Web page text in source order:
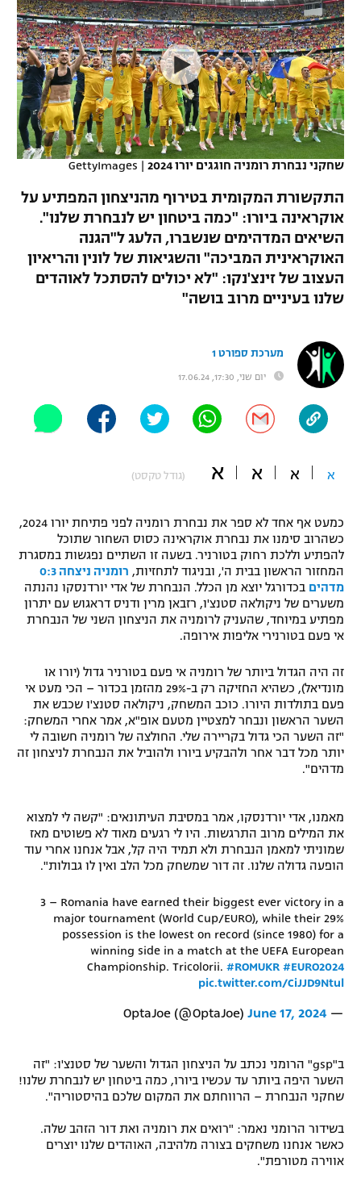
VOD
רץ ברשת
תוצאות
לוח שידורים
ברחבה
"מחצית בשכונה" – פודקאסט
משתתפים וזוכים בפרסים
תקנון משתתפים וזוכים בפרסים
תקנון עבור פעילות אלקטרה
תקנון עבור פעילות ספורט 1 – "מרלן"
גיימינג E-Sports
תנאי שימוש
תקנון פעילות ספורט 1
רשיון להקרנה פומבית לבית עסק
לוח דרושים – ג'ובנט
תגיות
המגזין
נבחרת ישראל
מכבי חיפה
בית"ר ירושלים
מכבי תל אביב
הפועל תל אביב
הפועל חיפה
הפועל באר שבע
מכבי נתניה
ליגה ספרדית
ליגה איטלקית
ליגה צרפתית
ליגה הולנדית
ליגה טורקית
ליגה ברזילאית
ליגות נוספות
כדורסל נשים
מכבי תל אביב
הפועל חולון
הפועל ירושלים
דני אבדיה
יורוליג
יורוקאפ
טניס
כדוריד
כדורעף
שחייה
ג'ודו
אגרוף
ספורט אולימפי
היאבקות WWE
ספורט מוטורי
כדורמים
בייסבול MLB
ספורט אתגרי ואקסטרים
אומנויות לחימה
גיימינג E-Sports
שחקני נבחרת רומניה חוגגים יורו 2024 |
GettyImages
התקשורת המקומית בטירוף מהניצחון המפתיע על
אוקראינה ביורו: "כמה ביטחון יש לנבחרת שלנו".
השיאים המדהימים שנשברו, הלעג ל"הגנה
האוקראינית המביכה" והשגיאות של לונין והריאיון
העצוב של זינצ'נקו: "לא יכולים להסתכל לאוהדים
שלנו בעיניים מרוב בושה"
מערכת ספורט 1
יום שני, 17:30, 17.06.24
א א א א (גודל טקסט)
כמעט אף אחד לא ספר את נבחרת רומניה לפני פתיחת יורו 2024,
כשהרוב סימנו את נבחרת אוקראינה כסוס השחור שתוכל
להפתיע וללכת רחוק בטורניר. בשעה זו השתיים נפגשות במסגרת
המחזור הראשון בבית ה', ובניגוד לתחזיות,
רומניה ניצחה 0:3
מדהים בכדורגל יוצא מן הכלל. הנבחרת של אדי יורדנסקו נהנתה
משערים של ניקולאה סטנצ'ו, רזבאן מרין ודניס דראגוש עם יתרון
מפתיע במיוחד, שהעניק לרומניה את הניצחון השני של הנבחרת
אי פעם בטורנירי אליפות אירופה.
זה היה הגדול ביותר של רומניה אי פעם בטורניר גדול (יורו או
מונדיאל), כשהיא החזיקה רק ב-29% מהזמן בכדור – הכי מעט אי
פעם בתולדות היורו. כוכב המשחק, ניקולאה סטנצ'ו שכבש את
השער הראשון ונבחר למצטיין מטעם אופ"א, אמר אחרי המשחק:
"זה השער הכי גדול בקריירה שלי. החולצה של רומניה חשובה לי
יותר מכל דבר אחר ולהבקיע ביורו ולהוביל את הנבחרת לניצחון זה
מדהים".
מאמנו, אדי יורדנסקו, אמר במסיבת העיתונאים: "קשה לי למצוא
את המילים מרוב התרגשות. היו לי רגעים מאוד לא פשוטים מאז
שמוניתי למאמן הנבחרת ולא תמיד היה קל, אבל אנחנו אחרי עוד
הופעה גדולה שלנו. זה דור שמשחק מכל הלב ואין לו גבולות".
3 – Romania have earned their biggest ever victory in a
major tournament (World Cup/EURO), while their 29%
possession is the lowest on record (since 1980) for a
winning side in a match at the UEFA European
Championship. Tricolorii. #ROMUKR #EURO2024
pic.twitter.com/CiJJD9Ntul
— OptaJoe (@OptaJoe)
June 17, 2024
ב"gsp" הרומני נכתב על הניצחון הגדול והשער של סטנצ'ו: "זה
השער היפה ביותר עד עכשיו ביורו, כמה ביטחון יש לנבחרת שלנו!
שחקני הנבחרת – הרווחתם את המקום שלכם בהיסטוריה".
בשידור הרומני נאמר: "רואים את רומניה ואת דור הזהב שלה.
כאשר אנחנו משחקים בצורה מלהיבה, האוהדים שלנו יוצרים
אווירה מטורפת".